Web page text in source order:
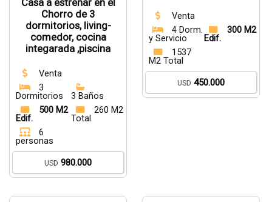
Casa a estrenar en el
Chorro de 3
dormitorios, living-
comedor, cocina
integarada ,piscina
Venta
3
Dormitorios
3 Baños
500 M2
Edif.
260 M2
Total
6
personas
USD 980.000
Venta
4 Dorm.
y Servicio
300 M2
Edif.
1537
M2 Total
USD 450.000